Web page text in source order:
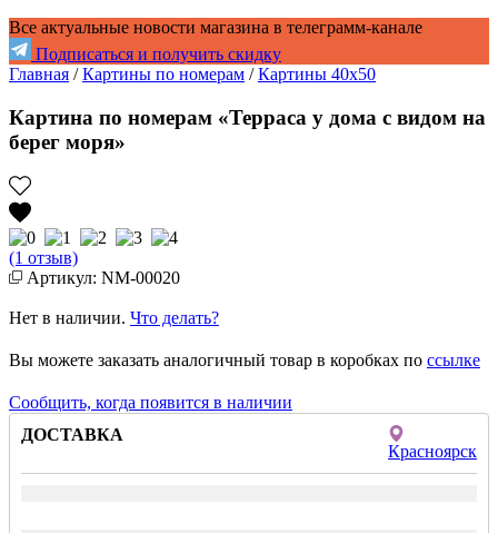
Все актуальные новости магазина в телеграмм-канале
Подписаться и получить скидку
Главная /Картины по номерам /Картины 40x50
Картина по номерам «Терраса у дома с видом на
берег моря»
(1 отзыв)
Артикул: NM-00020
Нет в наличии. Что делать?
Вы можете заказать аналогичный товар в коробках по ссылке
Сообщить, когда появится в наличии
ДОСТАВКА
Красноярск